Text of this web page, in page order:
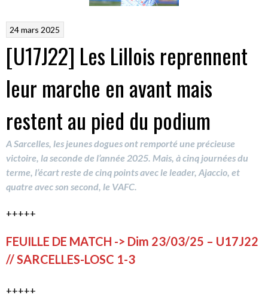
24 mars 2025
[U17J22] Les Lillois reprennent
leur marche en avant mais
restent au pied du podium
A Sarcelles, les jeunes dogues ont remporté une précieuse
victoire, la seconde de l’année 2025. Mais, à cinq journées du
terme, l’écart reste de cinq points avec le leader, Ajaccio, et
quatre avec son second, le VAFC.
+++++
FEUILLE DE MATCH -> Dim 23/03/25 – U17J22
// SARCELLES-LOSC 1-3
+++++